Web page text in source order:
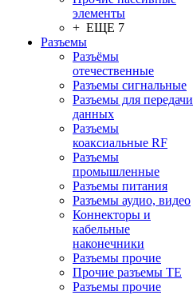
элементы
+ ЕЩЕ 7
Разъeмы
Разъёмы
отечественные
Разъeмы сигнальные
Разъeмы для передачи
данных
Разъeмы
коаксиальные RF
Разъeмы
промышленные
Разъeмы питания
Разъeмы аудио, видео
Коннекторы и
кабельные
наконечники
Разъeмы прочие
Прочие разъемы TE
Разъемы прочие